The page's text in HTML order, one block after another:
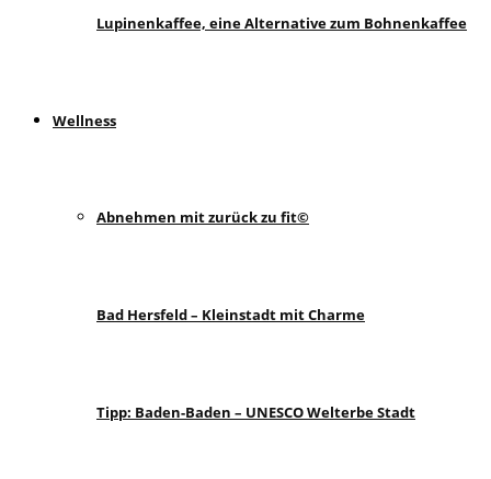
Lupinenkaffee, eine Alternative zum Bohnenkaffee
Wellness
Abnehmen mit zurück zu fit©
Bad Hersfeld – Kleinstadt mit Charme
Tipp: Baden-Baden – UNESCO Welterbe Stadt